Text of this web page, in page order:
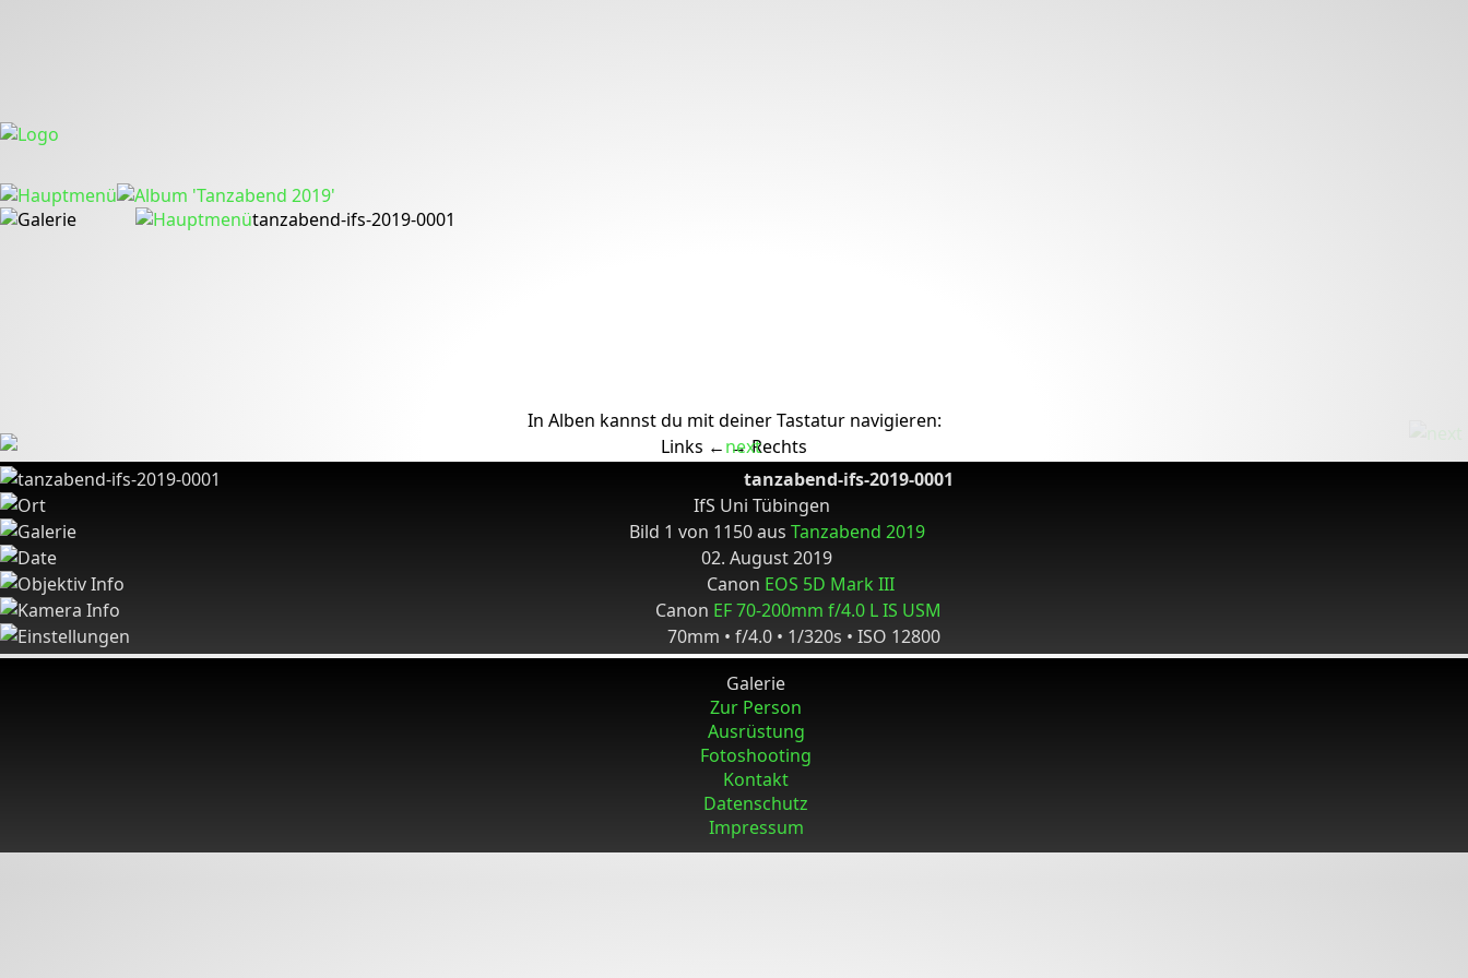
tanzabend-ifs-2019-0001
In Alben kannst du mit deiner Tastatur navigieren:
Links ← → Rechts
tanzabend-ifs-2019-0001
IfS Uni Tübingen
Bild 1 von 1150 aus Tanzabend 2019
02. August 2019
Canon EOS 5D Mark III
Canon EF 70-200mm f/4.0 L IS USM
70mm • f/4.0 • 1/320s • ISO 12800
Galerie
Zur Person
Ausrüstung
Fotoshooting
Kontakt
Datenschutz
Impressum